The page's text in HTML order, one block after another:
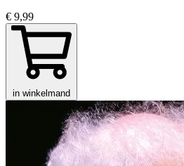
€ 9,99
in winkelmand